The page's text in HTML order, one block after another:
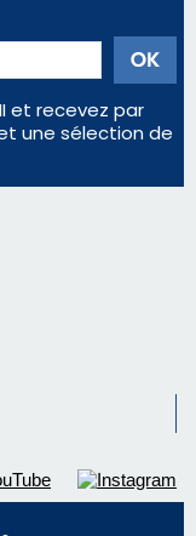
et recevez par
une sélection de